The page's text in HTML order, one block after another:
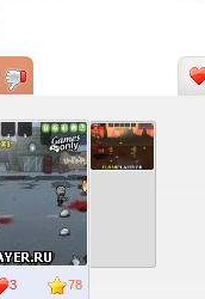
78
3